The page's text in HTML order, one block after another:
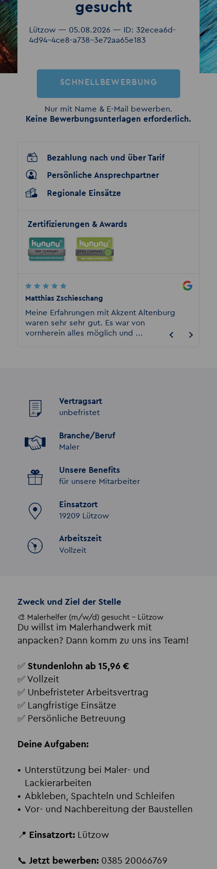
gesucht
Lützow — 05.08.2026 — ID: 32ecea6d-
4d94-4ce8-a738-3e72aa65e183
SCHNELLBEWERBUNG
Nur mit Name & E-Mail bewerben.
Keine Bewerbungsunterlagen erforderlich.
Bezahlung nach und über Tarif
Persönliche Ansprechpartner
Regionale Einsätze
Zertifizierungen & Awards
Matthias Zschieschang
Meine Erfahrungen mit Akzent Altenburg
waren sehr sehr gut. Es war von
vornherein alles möglich und ...
Vertragsart
unbefristet
Branche/Beruf
Maler
Unsere Benefits
für unsere Mitarbeiter
Einsatzort
19209 Lützow
Arbeitszeit
Vollzeit
Zweck und Ziel der Stelle
🎨 Malerhelfer (m/w/d) gesucht – Lützow
Du willst im Malerhandwerk mit
anpacken? Dann komm zu uns ins Team!
✅ Stundenlohn ab 15,96 €
✅ Vollzeit
✅ Unbefristeter Arbeitsvertrag
✅ Langfristige Einsätze
✅ Persönliche Betreuung
Deine Aufgaben:
Unterstützung bei Maler- und
Lackierarbeiten
Abkleben, Spachteln und Schleifen
Vor- und Nachbereitung der Baustellen
📍 Einsatzort:Lützow
📞 Jetzt bewerben:0385 20066769